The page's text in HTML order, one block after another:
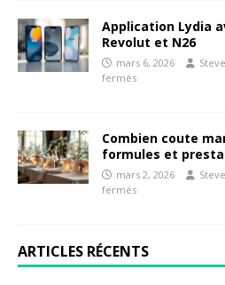
Application Lydia
Revolut et N26
mars 6, 2026
fermés
Combien coute
formules et
mars 2, 2026
fermés
ARTICLES RÉCENTS